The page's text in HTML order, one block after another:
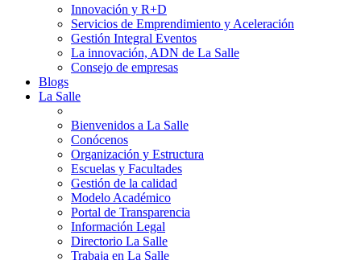
Innovación y R+D
Servicios de Emprendimiento y Aceleración
Gestión Integral Eventos
La innovación, ADN de La Salle
Consejo de empresas
Blogs
La Salle
Bienvenidos a La Salle
Conócenos
Organización y Estructura
Escuelas y Facultades
Gestión de la calidad
Modelo Académico
Portal de Transparencia
Información Legal
Directorio La Salle
Trabaja en La Salle